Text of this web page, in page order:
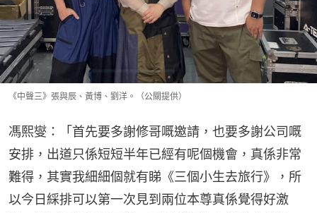
《中聲三》張與辰、黃博、劉洋。（公關提供）
馮熙燮：「首先要多謝修哥嘅邀請，也要多謝公司嘅
安排，出道只係短短半年已經有呢個機會，真係非常
難得，其實我細細個就有睇《三個小生去旅行》，所
以今日綵排可以第一次見到兩位本尊真係覺得好激